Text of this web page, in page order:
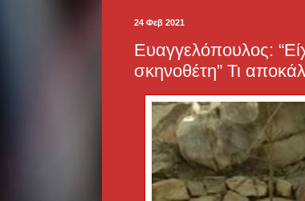
24 Φεβ 2021
Ευαγγελόπουλος:
σκηνοθέτη” Τι